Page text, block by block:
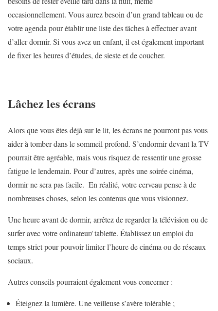
occasionnellement. Vous aurez besoin d’un grand tableau ou de
votre agenda pour établir une liste des tâches à effectuer avant
d’aller dormir. Si vous avez un enfant, il est également important
de fixer les heures d’études, de sieste et de coucher.
Lâchez les écrans
Alors que vous êtes déjà sur le lit, les écrans ne pourront pas vous
aider à tomber dans le sommeil profond. S’endormir devant la TV
pourrait être agréable, mais vous risquez de ressentir une grosse
fatigue le lendemain. Pour d’autres, après une soirée cinéma,
dormir ne sera pas facile. En réalité, votre cerveau pense à de
nombreuses choses, selon les contenus que vous visionnez.
Une heure avant de dormir, arrêtez de regarder la télévision ou de
surfer avec votre ordinateur/ tablette. Établissez un emploi du
temps strict pour pouvoir limiter l’heure de cinéma ou de réseaux
sociaux.
Autres conseils pourraient également vous concerner :
Éteignez la lumière. Une veilleuse s’avère tolérable ;